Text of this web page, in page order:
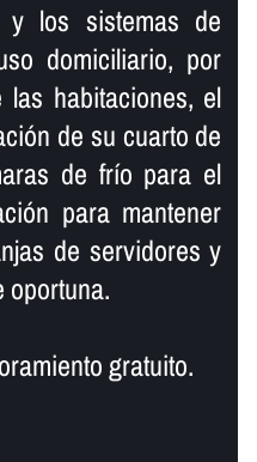
y los sistemas de
domiciliario, por
habitaciones, el
de su cuarto de
de frí­o para el
para mantener
de servidores y
oportuna.
gratuito.